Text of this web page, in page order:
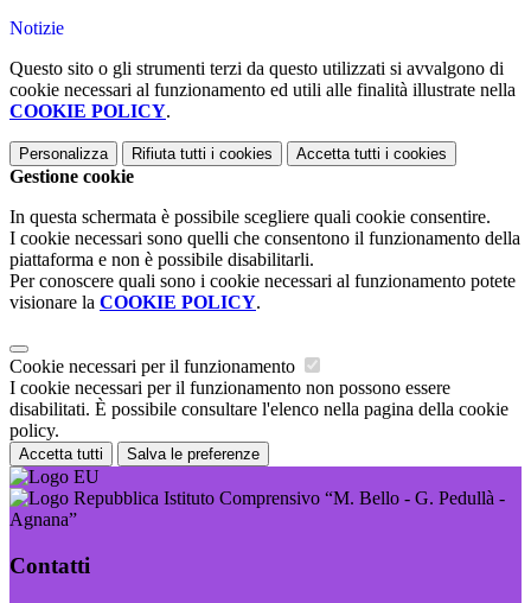
Notizie
Questo sito o gli strumenti terzi da questo utilizzati si avvalgono di
cookie necessari al funzionamento ed utili alle finalità illustrate nella
COOKIE POLICY.
Personalizza Rifiuta tutti i cookies Accetta tutti i cookies
Gestione cookie
In questa schermata è possibile scegliere quali cookie consentire.
I cookie necessari sono quelli che consentono il funzionamento della
piattaforma e non è possibile disabilitarli.
Per conoscere quali sono i cookie necessari al funzionamento potete
visionare la COOKIE POLICY.
Cookie necessari per il funzionamento
I cookie necessari per il funzionamento non possono essere
disabilitati. È possibile consultare l'elenco nella pagina della cookie
policy.
Accetta tutti Salva le preferenze
Istituto Comprensivo “M. Bello - G. Pedullà -
Agnana”
Contatti